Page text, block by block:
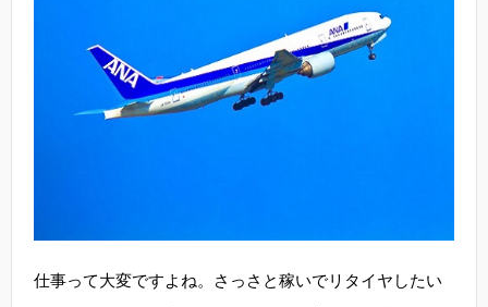
仕事って大変ですよね。さっさと稼いでリタイヤしたい